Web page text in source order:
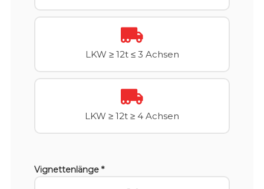
LKW ≥ 12t ≤ 3 Achsen
LKW ≥ 12t ≥ 4 Achsen
Vignettenlänge *